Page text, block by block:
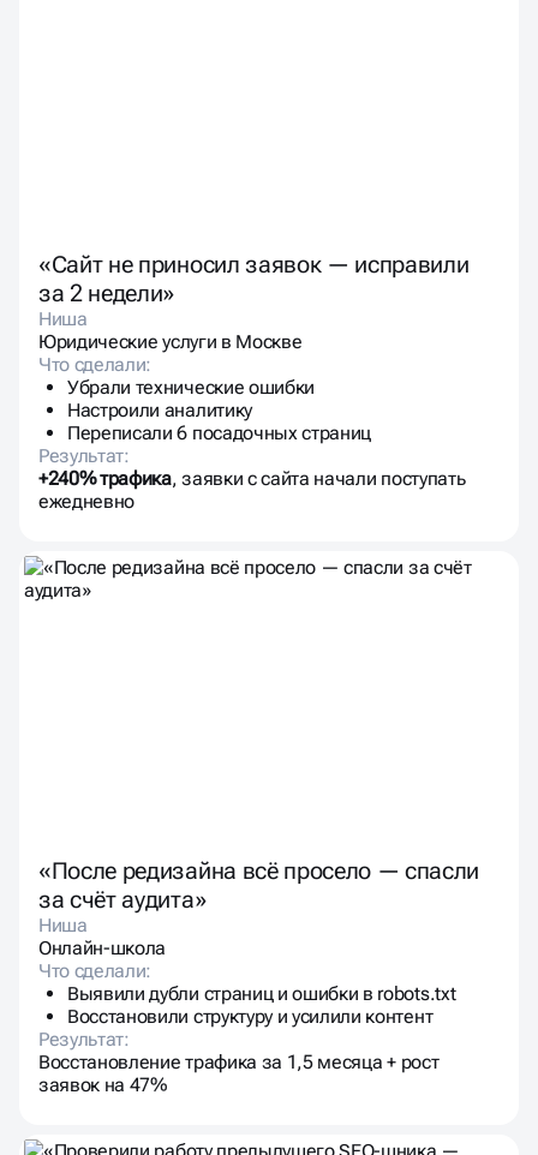
«Сайт не приносил заявок — исправили
за 2 недели»
Ниша
Юридические услуги в Москве
Что сделали:
Убрали технические ошибки
Настроили аналитику
Переписали 6 посадочных страниц
Результат:
+240% трафика, заявки с сайта начали поступать
ежедневно
«После редизайна всё просело — спасли
за счёт аудита»
Ниша
Онлайн-школа
Что сделали:
Выявили дубли страниц и ошибки в robots.txt
Восстановили структуру и усилили контент
Результат:
Восстановление трафика за 1,5 месяца + рост
заявок на 47%